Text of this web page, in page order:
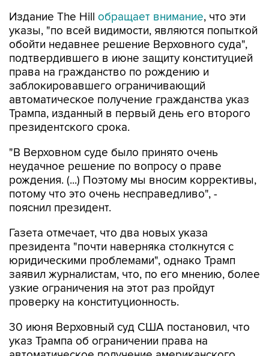
Издание The Hill обращает внимание, что эти
указы, "по всей видимости, являются попыткой
обойти недавнее решение Верховного суда",
подтвердившего в июне защиту конституцией
права на гражданство по рождению и
заблокировавшего ограничивающий
автоматическое получение гражданства указ
Трампа, изданный в первый день его второго
президентского срока.
"В Верховном суде было принято очень
неудачное решение по вопросу о праве
рождения. (...) Поэтому мы вносим коррективы,
потому что это очень несправедливо", -
пояснил президент.
Газета отмечает, что два новых указа
президента "почти наверняка столкнутся с
юридическими проблемами", однако Трамп
заявил журналистам, что, по его мнению, более
узкие ограничения на этот раз пройдут
проверку на конституционность.
30 июня Верховный суд США постановил, что
указ Трампа об ограничении права на